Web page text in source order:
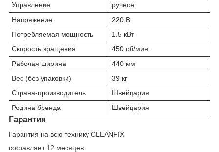
Управление
ручное
Напряжение
220 В
Потребляемая мощность
1.5 кВт
Скорость вращения
450 об/мин.
Рабочая ширина
440 мм
Вес (без упаковки)
39 кг
Страна-производитель
Швейцария
Родина бренда
Швейцария
Гарантия
Гарантия на всю технику CLEANFIX
составляет 12 месяцев.